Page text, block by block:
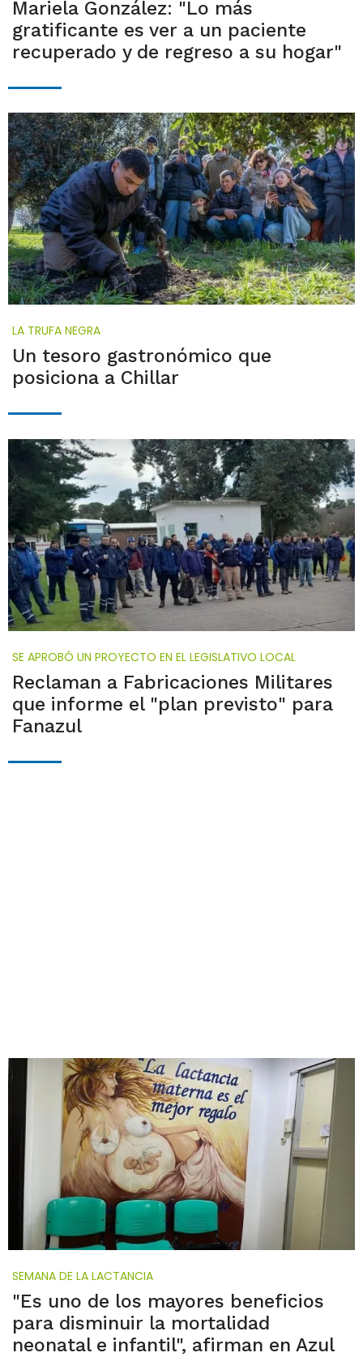
Mariela González: "Lo más
gratificante es ver a un paciente
recuperado y de regreso a su hogar"
LA TRUFA NEGRA
Un tesoro gastronómico que
posiciona a Chillar
SE APROBÓ UN PROYECTO EN EL LEGISLATIVO LOCAL
Reclaman a Fabricaciones Militares
que informe el "plan previsto" para
Fanazul
SEMANA DE LA LACTANCIA
"Es uno de los mayores beneficios
para disminuir la mortalidad
neonatal e infantil", afirman en Azul